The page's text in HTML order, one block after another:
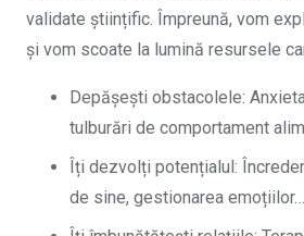
validate științific. Împreună, vom
și vom scoate la lumină resursele
Depășești obstacolele:
tulburări de comportament
Îți dezvolți potențialul:
de sine, gestionarea